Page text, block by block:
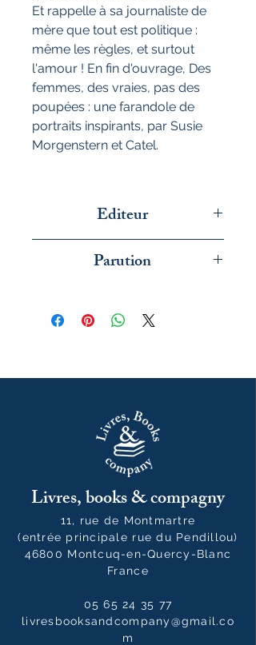
Et rappelle à sa journaliste de
mère que tout est politique :
même les règles, et surtout
l'amour ! En fin d'ouvrage, Des
femmes, des vraies, pas des
poupées : une farandole de
portraits inspirants, par Susie
Morgenstern et Catel.
Editeur
Parution
Livres, books & compagny
11, rue de Montmartre
(entrée principale rue du Pendillou)
46800 Montcuq-en-Quercy-Blanc
France
05 65 24 35 77
livresbooksandcompany@gmail.co
m